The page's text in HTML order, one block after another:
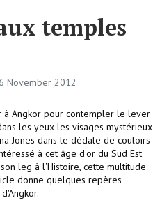
temples
November 2012
à Angkor pour contempler le lever
les yeux les visages mystérieux
Jones dans le dédale de couloirs
à cet âge d'or du Sud Est
leg à l'Histoire, cette multitude
donne quelques repères